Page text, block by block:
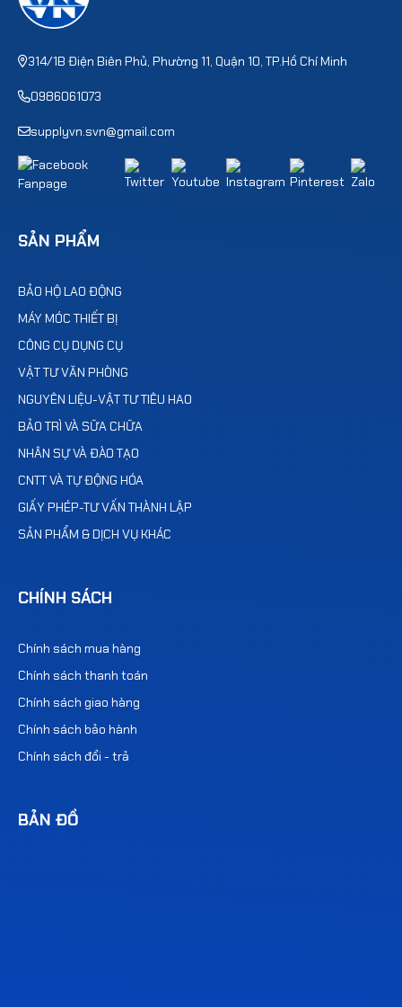
314/1B Điện Biên Phủ, Phường 11, Quận 10, TP.Hồ Chí Minh
0986061073
supplyvn.svn@gmail.com
SẢN PHẨM
BẢO HỘ LAO ĐỘNG
MÁY MÓC THIẾT BỊ
CÔNG CỤ DỤNG CỤ
VẬT TƯ VĂN PHÒNG
NGUYÊN LIỆU-VẬT TƯ TIÊU HAO
BẢO TRÌ VÀ SỮA CHỮA
NHÂN SỰ VÀ ĐÀO TẠO
CNTT VÀ TỰ ĐỘNG HÓA
GIẤY PHÉP-TƯ VẤN THÀNH LẬP
SẢN PHẨM & DỊCH VỤ KHÁC
CHÍNH SÁCH
Chính sách mua hàng
Chính sách thanh toán
Chính sách giao hàng
Chính sách bảo hành
Chính sách đổi - trả
BẢN ĐỒ